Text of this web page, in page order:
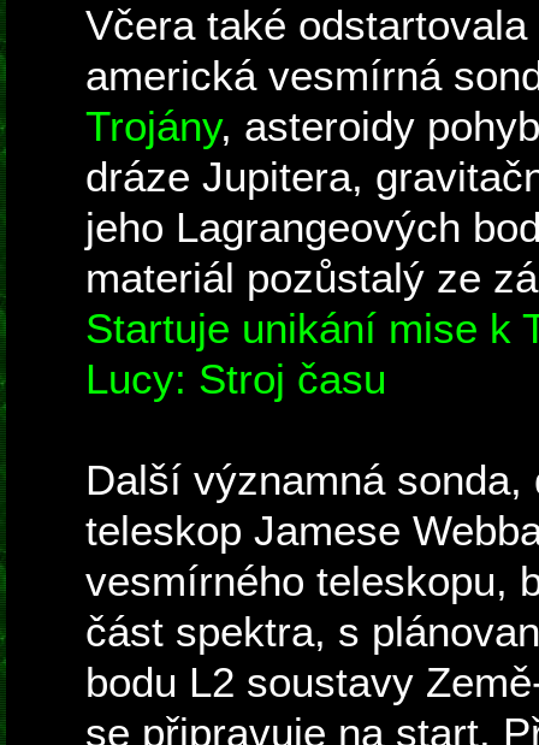
Včera také
americká vesmírná
Trojány, asteroidy
dráze Jupitera,
jeho Lagrangeových
materiál pozůstalý ze
Startuje unikání mise k
Lucy: Stroj času
Další významná
teleskop Jamese
vesmírného teleskopu,
část spektra, s
bodu L2 soustavy
se připravuje na start.